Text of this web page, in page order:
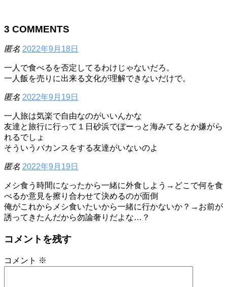
3 COMMENTS
匿名 2022年9月18日
一人で食べるを否定してるわけじゃないだろ。
一人飯を売りに出来る文化が理解できないだけで。
匿名 2022年9月19日
一人旅は気楽で自由なのがいいんかな
友達と旅行に行って１日砂浜でぼーっと海みてるとか嫌がら
れるでしょ
そういうバカンスをする友達がいないのよ
匿名 2022年9月19日
メシ食う時間になったから一緒に外食しよう→どこで何を食
べるか意見を擦り合わせて決めるのが面倒
俺がこれからメシ食いたいから一緒に行かないか？→お前が
誘ってきたんだから勿論奢りだよな…？
コメントを残す
コメント ※